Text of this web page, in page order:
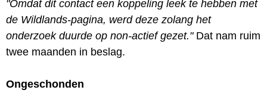
"Omdat dit contact een koppeling leek te hebben met
de Wildlands-pagina, werd deze zolang het
onderzoek duurde op non-actief gezet."Dat nam ruim
twee maanden in beslag.
Ongeschonden